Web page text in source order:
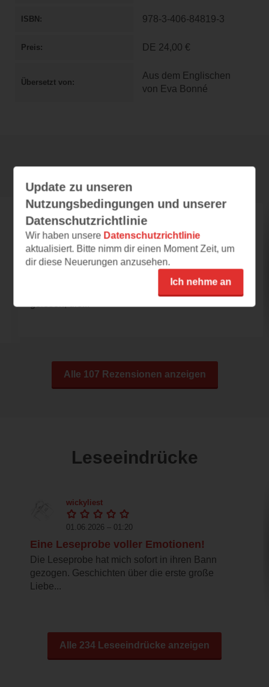
ISBN 978-3-406-84819-3
Preis DE 24,00 €
Übersetzt von
Aus dem Englischen
von Eva Bonné
katercarlo
07.08.2026 – 22:12
Herz trifft Verstand
Ich war von Herz König wirklich begeistert.
Alle 107 Rezensionen anzeigen
Leseeindrücke
wickyliest
01.06.2026 – 01:20
Eine Leseprobe voller Emotionen!
Die Leseprobe hat mich sofort in ihren Bann
gezogen. Geschichten über die erste große
Liebe...
Alle 234 Leseeindrücke anzeigen
Update zu unseren
Nutzungsbedingungen und unserer
Datenschutzrichtlinie
Wir haben unsere Datenschutzrichtlinie
aktualisiert. Bitte nimm dir einen Moment Zeit, um
dir diese Neuerungen anzusehen.
Ich nehme an